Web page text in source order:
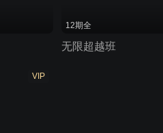
12期全
无限超越班
VIP